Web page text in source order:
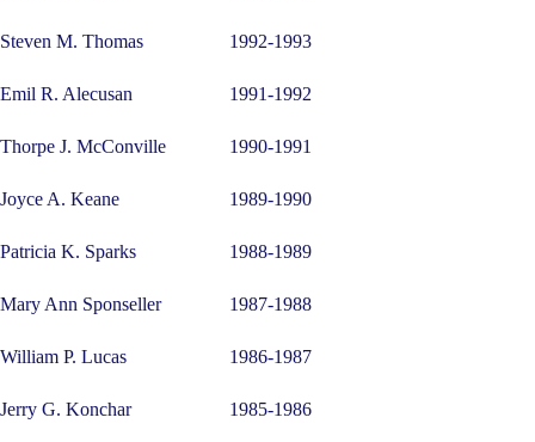
Steven M. Thomas 1992-1993
Emil R. Alecusan 1991-1992
Thorpe J. McConville 1990-1991
Joyce A. Keane 1989-1990
Patricia K. Sparks 1988-1989
Mary Ann Sponseller 1987-1988
William P. Lucas 1986-1987
Jerry G. Konchar 1985-1986